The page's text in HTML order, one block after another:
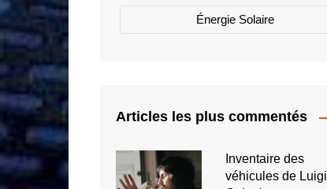
Énergie Solaire
Articles les plus commentés
Inventaire des
véhicules de Luigi